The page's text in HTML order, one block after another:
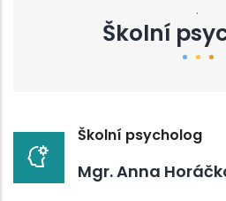
.
Školní
Školní psycholog
Mgr. Anna